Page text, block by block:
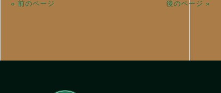
« 前のページ 後のページ »